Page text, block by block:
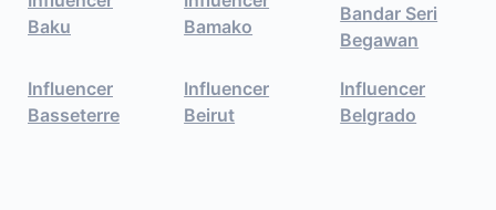
Baku
Bamako
Bandar Seri
Begawan
Influencer
Basseterre
Influencer
Beirut
Influencer
Belgrado